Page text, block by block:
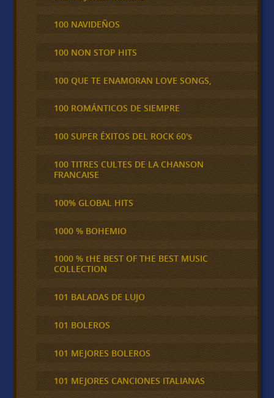
100 NAVIDEÑOS
100 NON STOP HITS
100 QUE TE ENAMORAN LOVE SONGS,
100 ROMÁNTICOS DE SIEMPRE
100 SUPER ÉXITOS DEL ROCK 60's
100 TITRES CULTES DE LA CHANSON
FRANCAISE
100% GLOBAL HITS
1000 % BOHEMIO
1000 % tHE BEST OF THE BEST MUSIC
COLLECTION
101 BALADAS DE LUJO
101 BOLEROS
101 MEJORES BOLEROS
101 MEJORES CANCIONES ITALIANAS